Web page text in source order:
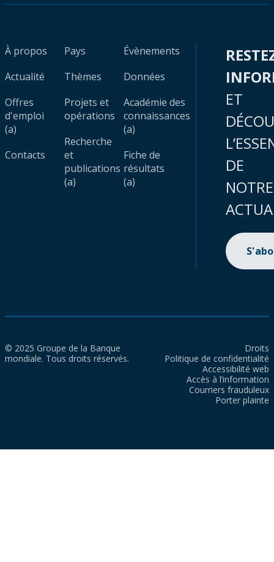
À propos
Actualité
Offres
d'emploi
(a)
Contacts
Pays
Thèmes
Projets et
opérations
Recherche
et
publications
(a)
Évènements
Données
Académie des
connaissances
(a)
Fiche de
résultats
(a)
ET
DE
NOTRE
© 2025 Groupe de la Banque
mondiale. Tous droits réservés.
Droits
Politique de confidentialité
Accessibilité web
Accès à l’information
Courriers frauduleux
Porter plainte